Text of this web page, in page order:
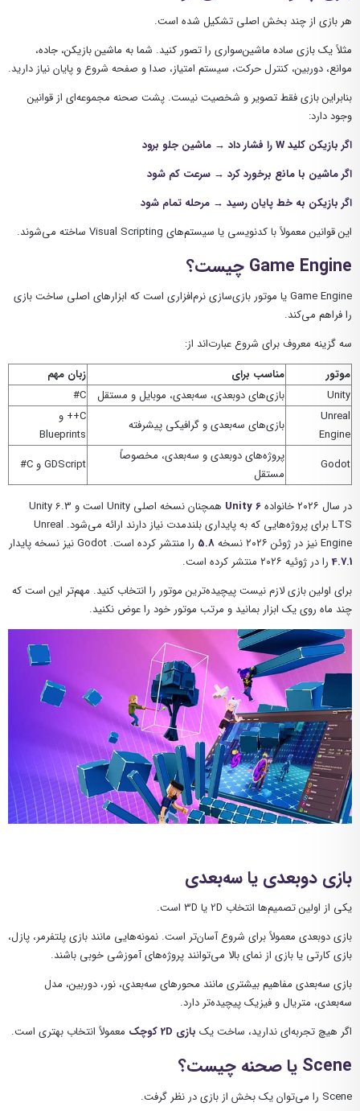
هر بازی از چند بخش اصلی تشکیل شده است.
مثلاً یک بازی ساده ماشین‌سواری را تصور کنید. شما به ماشین بازیکن، جاده،
موانع، دوربین، کنترل حرکت، سیستم امتیاز، صدا و صفحه شروع و پایان نیاز دارید.
بنابراین بازی فقط تصویر و شخصیت نیست. پشت صحنه مجموعه‌ای از قوانین
وجود دارد:
اگر بازیکن کلید W را فشار داد → ماشین جلو برود
اگر ماشین با مانع برخورد کرد → سرعت کم شود
اگر بازیکن به خط پایان رسید → مرحله تمام شود
این قوانین معمولاً با کدنویسی یا سیستم‌های Visual Scripting ساخته می‌شوند.
Game Engine چیست؟
Game Engine یا موتور بازی‌سازی نرم‌افزاری است که ابزارهای اصلی ساخت بازی
را فراهم می‌کند.
سه گزینه معروف برای شروع عبارت‌اند از:
موتور
مناسب برای
زبان مهم
Unity
بازی‌های دو‌بعدی، سه‌بعدی، موبایل و مستقل
C#
Unreal
Engine
بازی‌های سه‌بعدی و گرافیکی پیشرفته
C++ و
Blueprints
Godot
پروژه‌های دو‌بعدی و سه‌بعدی، مخصوصاً
مستقل
GDScript و C#
در سال ۲۰۲۶ خانواده Unity 6
همچنان نسخه اصلی Unity است و Unity 6.3
LTS برای پروژه‌هایی که به پایداری بلندمدت نیاز دارند ارائه می‌شود. Unreal
Engine نیز در ژوئن ۲۰۲۶ نسخه
5.8 را منتشر کرده است. Godot نیز نسخه پایدار
4.7.1را در ژوئیه ۲۰۲۶ منتشر کرده است.
برای اولین بازی لازم نیست پیچیده‌ترین موتور را انتخاب کنید. مهم‌تر این است که
چند ماه روی یک ابزار بمانید و مرتب موتور خود را عوض نکنید.
بازی دوبعدی یا سه‌بعدی
یکی از اولین تصمیم‌ها انتخاب 2D یا 3D است.
بازی دو‌بعدی معمولاً برای شروع آسان‌تر است. نمونه‌هایی مانند بازی پلتفرمر، پازل،
بازی کارتی یا بازی از نمای بالا می‌توانند پروژه‌های آموزشی خوبی باشند.
بازی سه‌بعدی مفاهیم بیشتری مانند محورهای سه‌بعدی، نور، دوربین، مدل
سه‌بعدی، متریال و فیزیک پیچیده‌تر دارد.
اگر هیچ تجربه‌ای ندارید، ساخت یک بازی 2D کوچک معمولاً انتخاب بهتری است.
Scene یا صحنه چیست؟
Scene را می‌توان یک بخش از بازی در نظر گرفت.